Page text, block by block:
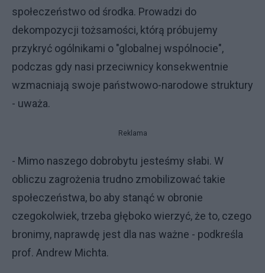
społeczeństwo od środka. Prowadzi do
dekompozycji tożsamości, którą próbujemy
przykryć ogólnikami o "globalnej wspólnocie",
podczas gdy nasi przeciwnicy konsekwentnie
wzmacniają swoje państwowo-narodowe struktury
- uważa.
Reklama
- Mimo naszego dobrobytu jesteśmy słabi. W
obliczu zagrożenia trudno zmobilizować takie
społeczeństwa, bo aby stanąć w obronie
czegokolwiek, trzeba głęboko wierzyć, że to, czego
bronimy, naprawdę jest dla nas ważne - podkreśla
prof. Andrew Michta.